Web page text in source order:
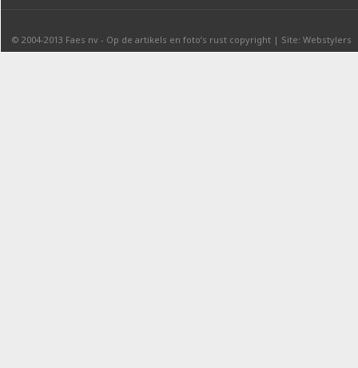
© 2004-2013 Faes nv - Op de artikels en foto’s rust copyright | Site: Webstylers